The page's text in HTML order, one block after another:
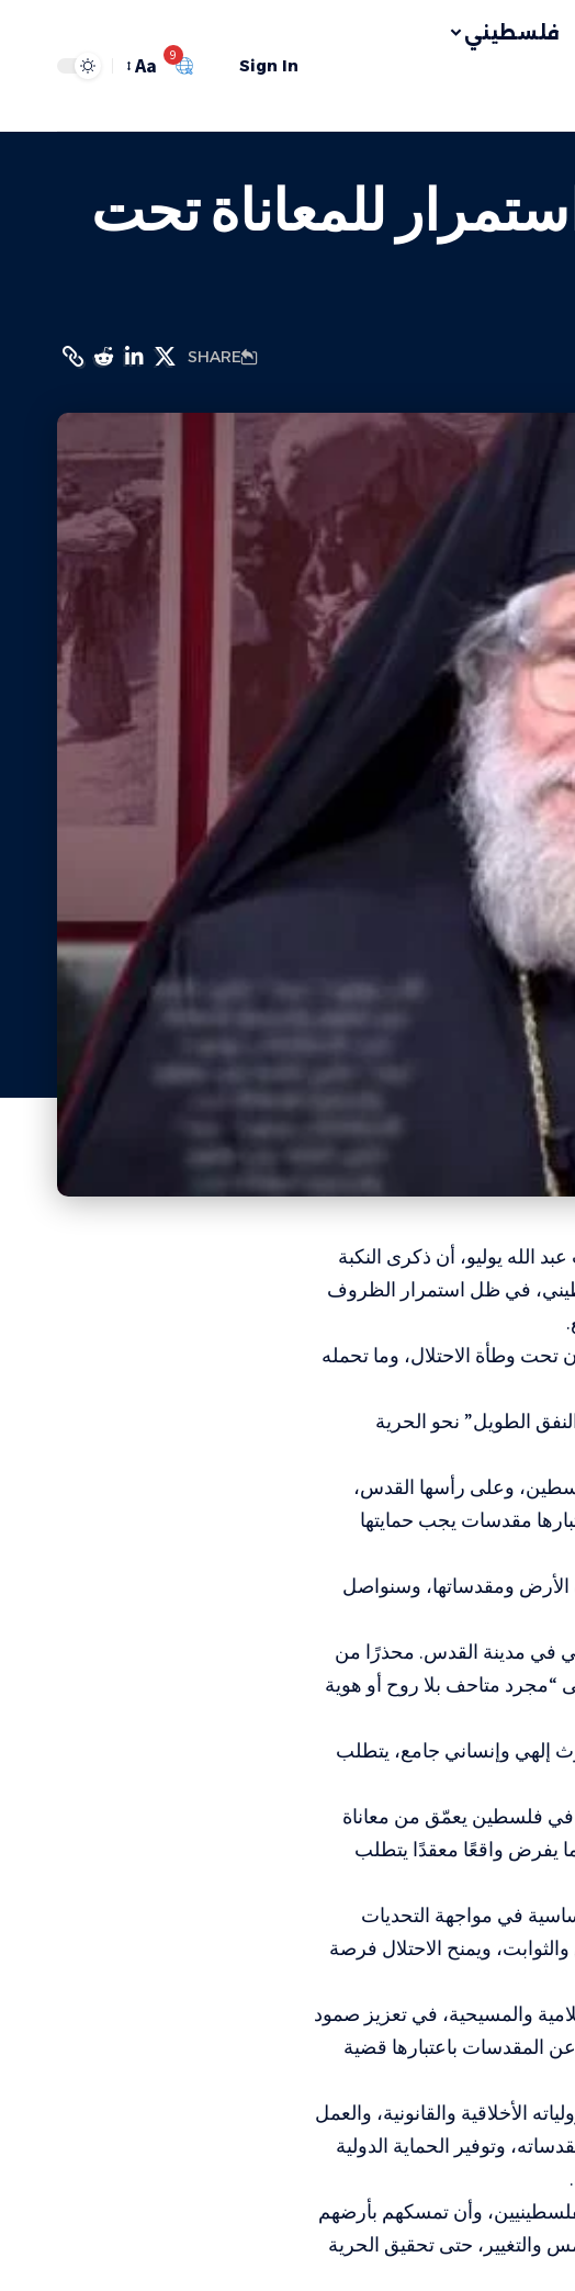
فلسطيني
Sign In
9
Aa
للمعاناة تحت
SHARE
الله يوليو، أن ذكرى النكبة
في ظل استمرار الظروف
.
وطأة الاحتلال، وما تحمله
الطويل” نحو الحرية
وعلى رأسها القدس،
مقدسات يجب حمايتها
ومقدساتها، وسنواصل
في مدينة القدس. محذرًا من
“مجرد متاحف بلا روح أو هوية
إلهي وإنساني جامع، يتطلب
في فلسطين يعمّق من معاناة
يفرض واقعًا معقدًا يتطلب
في مواجهة التحديات
ويمنح الاحتلال فرصة
والمسيحية، في تعزيز صمود
المقدسات باعتبارها قضية
الأخلاقية والقانونية، والعمل
وتوفير الحماية الدولية
.
وأن تمسكهم بأرضهم
حتى تحقيق الحرية